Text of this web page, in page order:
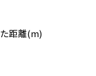
た距離(m)